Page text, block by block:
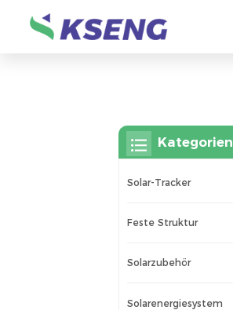
Kategorien
Solar-Tracker
Feste Struktur
Solarzubehör
Solarenergiesystem